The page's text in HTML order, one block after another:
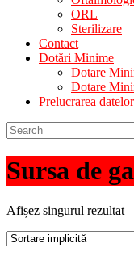
ORL
Sterilizare
Contact
Dotări Minime
Dotare
Dotare
Prelucrarea
Sursa de
Afișez singurul rezultat